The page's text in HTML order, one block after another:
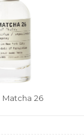
Matcha 26